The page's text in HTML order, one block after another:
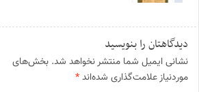
دیدگاهتان را بنویسید
نشانی ایمیل شما منتشر نخواهد شد. بخش‌های
موردنیاز علامت‌گذاری شده‌اند*